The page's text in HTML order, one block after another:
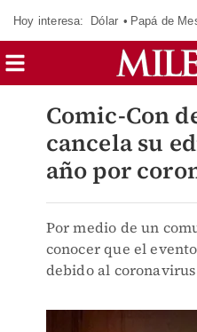
Hoy interesa: Dólar Papá de
Comic-Con
cancela su
año por
Por medio de un
conocer que el
debido al